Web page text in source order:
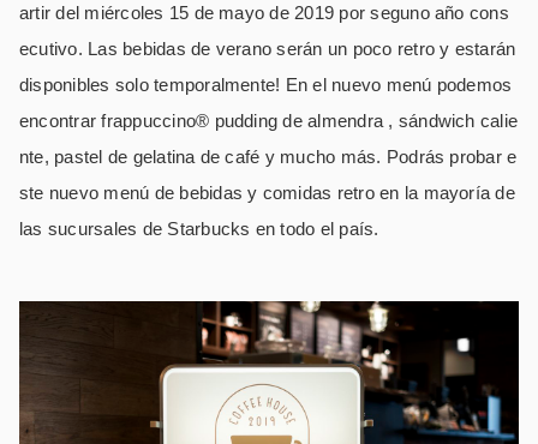
artir del miércoles 15 de mayo de 2019 por seguno año cons
ecutivo. Las bebidas de verano serán un poco retro y estarán
disponibles solo temporalmente! En el nuevo menú podemos
encontrar frappuccino® pudding de almendra , sándwich calie
nte, pastel de gelatina de café y mucho más. Podrás probar e
ste nuevo menú de bebidas y comidas retro en la mayoría de
las sucursales de Starbucks en todo el país.